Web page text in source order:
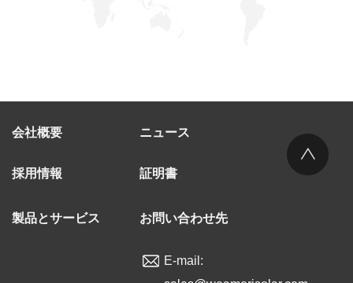
会社概要
採用情報
ニュース
証明書
製品とサービス お問い合わせ先
E-mail: